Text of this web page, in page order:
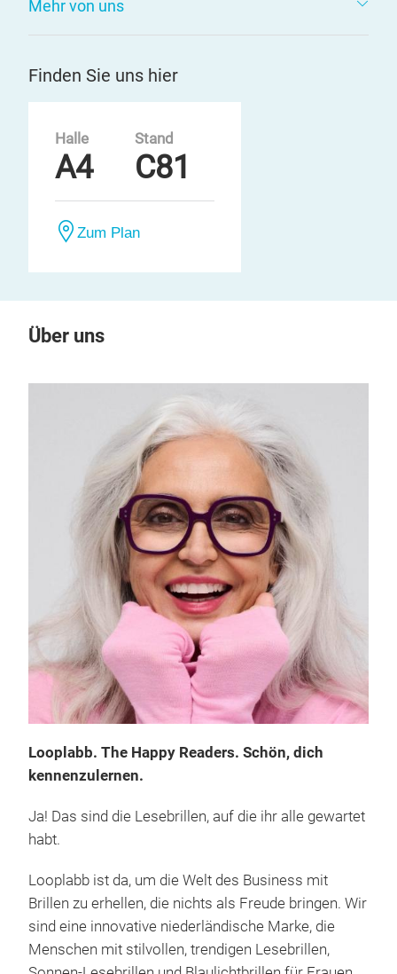
Mehr von uns
Finden Sie uns hier
A4 C81
Zum Plan
Looplabb. The Happy Readers. Schön, dich
kennenzulernen.
Ja! Das sind die Lesebrillen, auf die ihr alle gewartet
habt.
Looplabb ist da, um die Welt des Business mit